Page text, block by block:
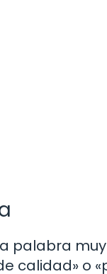
palabra
calidad» o